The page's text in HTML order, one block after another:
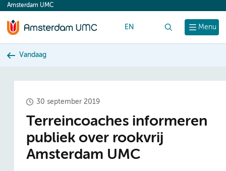
content
Menu
Amsterdam UMC
EN
Vandaag
30 september 2019
Terreincoaches informeren
publiek over rookvrij
Amsterdam UMC